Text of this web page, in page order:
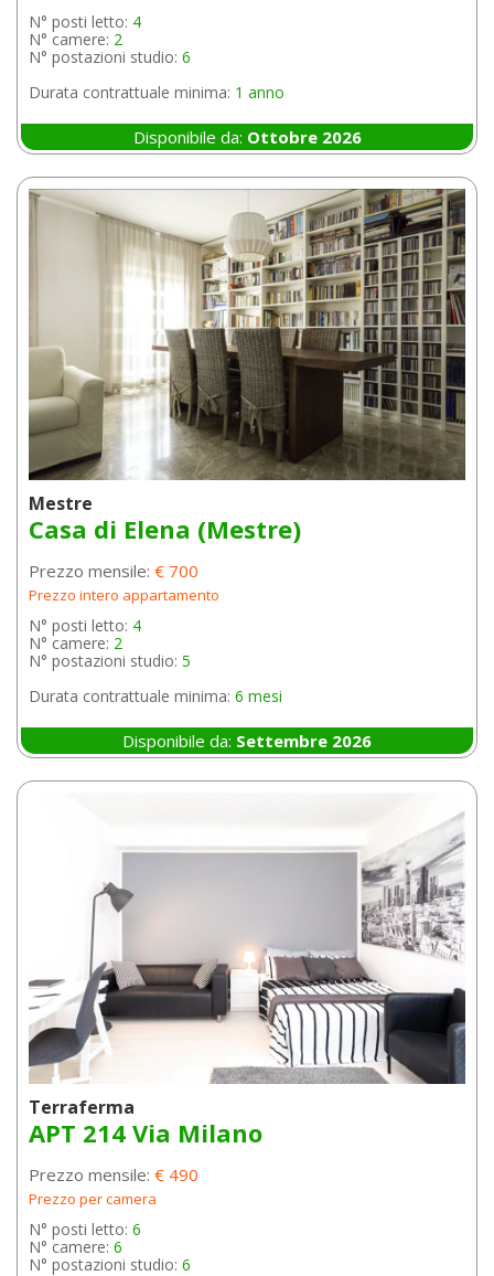
N° posti letto: 4
N° camere: 2
N° postazioni studio: 6
Durata contrattuale minima: 1 anno
Disponibile da: Ottobre 2026
Mestre
Casa di Elena (Mestre)
Prezzo mensile: € 700
Prezzo intero appartamento
N° posti letto: 4
N° camere: 2
N° postazioni studio: 5
Durata contrattuale minima: 6 mesi
Disponibile da: Settembre 2026
Terraferma
APT 214 Via Milano
Prezzo mensile: € 490
Prezzo per camera
N° posti letto: 6
N° camere: 6
N° postazioni studio: 6